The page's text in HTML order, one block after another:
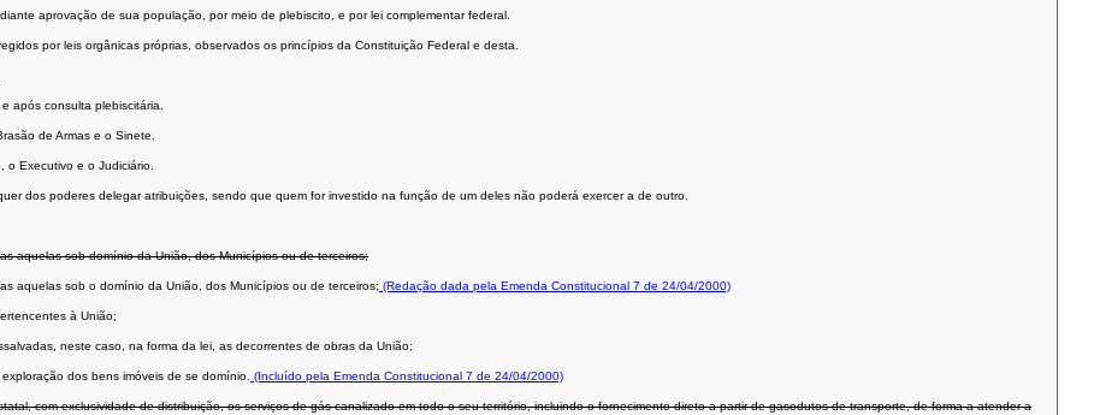
aprovação de sua população, por meio de plebiscito, e por lei complementar federal.
por leis orgânicas próprias, observados os princípios da Constituição Federal e desta.
após consulta plebiscitária.
de Armas e o Sinete.
Executivo e o Judiciário.
dos poderes delegar atribuições, sendo que quem for investido na função de um deles não poderá exercer a de outro.
aquelas sob domínio da União, dos Municípios ou de terceiros;
aquelas sob o domínio da União, dos Municípios ou de terceiros; (Redação dada pela Emenda Constitucional 7 de 24/04/2000)
à União;
neste caso, na forma da lei, as decorrentes de obras da União;
dos bens imóveis de se domínio. (Incluído pela Emenda Constitucional 7 de 24/04/2000)
com exclusividade de distribuição, os serviços de gás canalizado em todo o seu território, incluindo o fornecimento direto a partir de gasodutos de transporte, de forma a atender a